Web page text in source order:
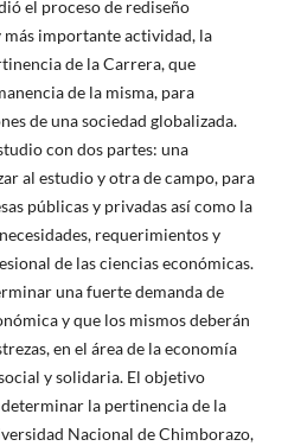
el proceso de rediseño
importante actividad, la
de la Carrera, que
de la misma, para
de una sociedad globalizada.
con dos partes: una
al estudio y otra de campo, para
públicas y privadas así como la
requerimientos y
de las ciencias económicas.
una fuerte demanda de
y que los mismos deberán
en el área de la economía
y solidaria. El objetivo
la pertinencia de la
Nacional de Chimborazo,